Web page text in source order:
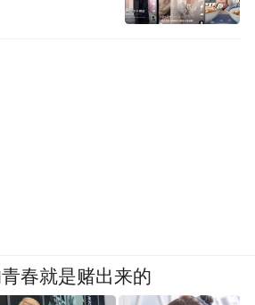
春就是赌出来的